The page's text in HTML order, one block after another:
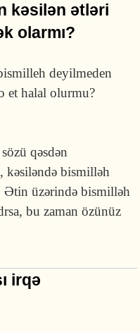
kəsilən ətləri
olarmı?
deyilmeden
et halal olurmu?
qəsdən
kəsiləndə bismilləh
Ətin üzərində bismilləh
bu zaman özünüz
irqə